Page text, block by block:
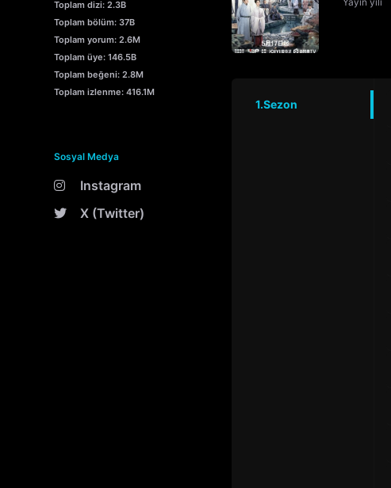
Toplam dizi: 2.3B
Toplam bölüm: 37B
Toplam yorum: 2.6M
Toplam üye: 146.5B
Toplam beğeni: 2.8M
Toplam izlenme: 416.1M
Sosyal Medya
Instagram
X (Twitter)
1.Sezon